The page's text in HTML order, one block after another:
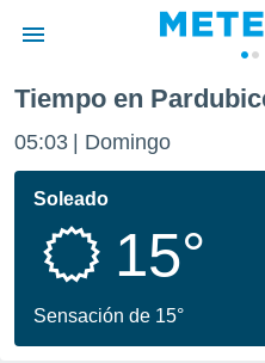
de
ha sido
calidad.
a este
las
Tiempo en
05:03 Domingo
Soleado
15°
Sensación de 15°